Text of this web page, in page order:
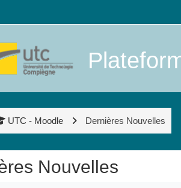
UTC - Moodle Dernières Nouvelles
Nouvelles